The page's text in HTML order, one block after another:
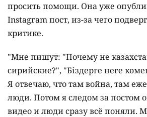
просить помощи. Она уже
Instagram пост, из-за чего
критике.
"Мне пишут: "Почему не
сирийские?", "Біздерге неге
Я отвечаю, что там война, там
люди. Потом я следом за постом
видео и люди сразу всё поняли.